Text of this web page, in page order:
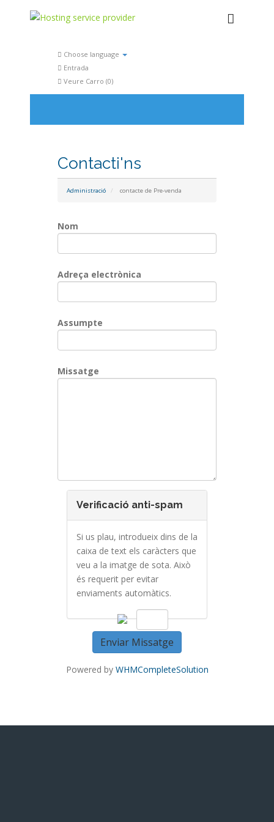
Choose language
Entrada
Veure Carro (0)
Contacti'ns
Administració contacte de Pre-venda
Nom
Adreça electrònica
Assumpte
Missatge
Verificació anti-spam
Si us plau, introdueix dins de la
caixa de text els caràcters que
veu a la imatge de sota. Això
és requerit per evitar
enviaments automàtics.
Enviar Missatge
Powered by WHMCompleteSolution